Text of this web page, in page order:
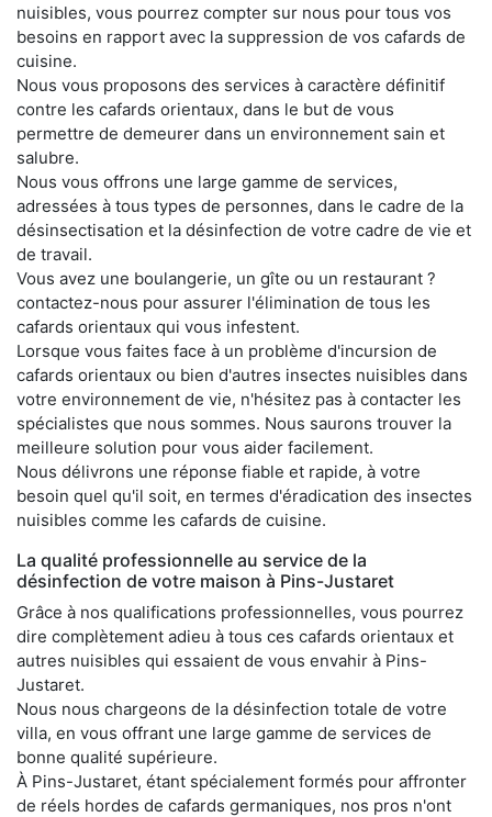
nuisibles, vous pourrez compter sur nous pour tous vos
besoins en rapport avec la suppression de vos cafards de
cuisine.
Nous vous proposons des services à caractère définitif
contre les cafards orientaux, dans le but de vous
permettre de demeurer dans un environnement sain et
salubre.
Nous vous offrons une large gamme de services,
adressées à tous types de personnes, dans le cadre de la
désinsectisation et la désinfection de votre cadre de vie et
de travail.
Vous avez une boulangerie, un gîte ou un restaurant ?
contactez-nous pour assurer l'élimination de tous les
cafards orientaux qui vous infestent.
Lorsque vous faites face à un problème d'incursion de
cafards orientaux ou bien d'autres insectes nuisibles dans
votre environnement de vie, n'hésitez pas à contacter les
spécialistes que nous sommes. Nous saurons trouver la
meilleure solution pour vous aider facilement.
Nous délivrons une réponse fiable et rapide, à votre
besoin quel qu'il soit, en termes d'éradication des insectes
nuisibles comme les cafards de cuisine.
La qualité professionnelle au service de la
désinfection de votre maison à Pins-Justaret
Grâce à nos qualifications professionnelles, vous pourrez
dire complètement adieu à tous ces cafards orientaux et
autres nuisibles qui essaient de vous envahir à Pins-
Justaret.
Nous nous chargeons de la désinfection totale de votre
villa, en vous offrant une large gamme de services de
bonne qualité supérieure.
À Pins-Justaret, étant spécialement formés pour affronter
de réels hordes de cafards germaniques, nos pros n'ont